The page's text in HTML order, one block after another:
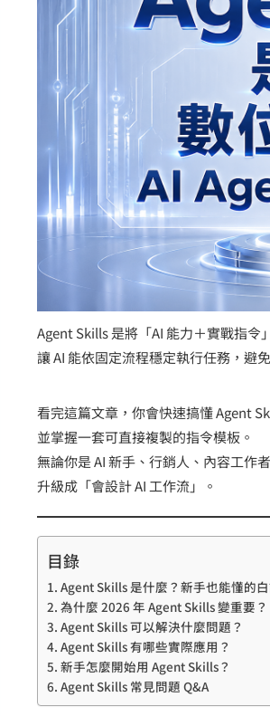
Agent Skills 是將「AI 能力＋實戰指令
讓 AI 能依固定流程穩定執行任務，避
看完這篇文章，你會快速搞懂 Agent
並掌握一套可直接複製的指令模板。
無論你是 AI 新手、行銷人、內容工作
升級成「會設計 AI 工作流」。
目錄
Agent Skills 是什麼？新手也能懂的
為什麼 2026 年 Agent Skills 變重要？
Agent Skills 可以解決什麼問題？
Agent Skills 有哪些實際應用？
新手怎麼開始用 Agent Skills？
Agent Skills 常見問題 Q&A